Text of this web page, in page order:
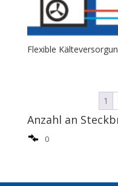
Flexible
1
Anzahl an
0